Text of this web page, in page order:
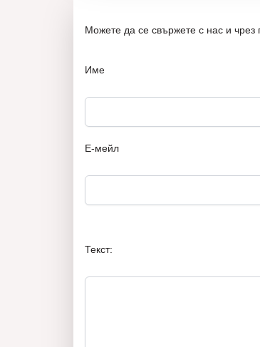
Можете да се свържете с нас и
Име
Е-мейл
Текст: